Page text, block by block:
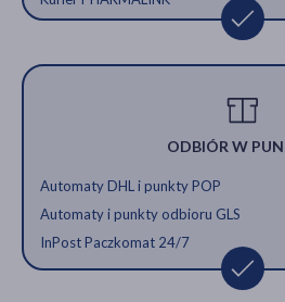
ODBIÓR W
Automaty DHL i punkty POP
Automaty i punkty odbioru GLS
InPost Paczkomat 24/7